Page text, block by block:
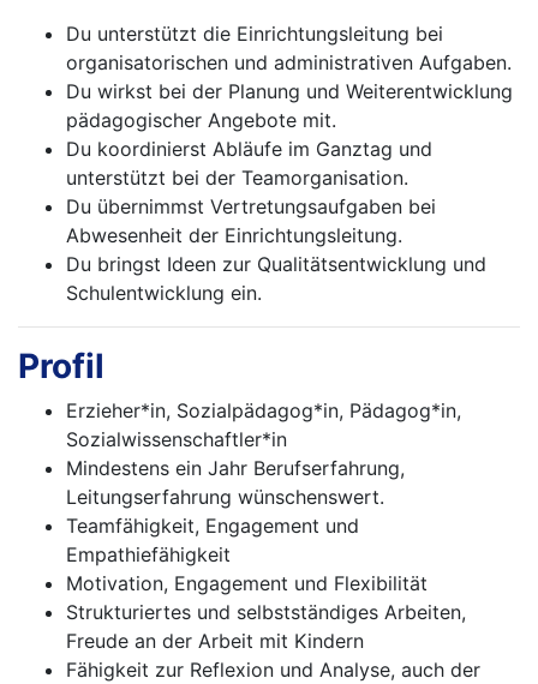
Du unterstützt die Einrichtungsleitung bei
organisatorischen und administrativen Aufgaben.
Du wirkst bei der Planung und Weiterentwicklung
pädagogischer Angebote mit.
Du koordinierst Abläufe im Ganztag und
unterstützt bei der Teamorganisation.
Du übernimmst Vertretungsaufgaben bei
Abwesenheit der Einrichtungsleitung.
Du bringst Ideen zur Qualitätsentwicklung und
Schulentwicklung ein.
Profil
Erzieher*in, Sozialpädagog*in, Pädagog*in,
Sozialwissenschaftler*in
Mindestens ein Jahr Berufserfahrung,
Leitungserfahrung wünschenswert.
Teamfähigkeit, Engagement und
Empathiefähigkeit
Motivation, Engagement und Flexibilität
Strukturiertes und selbstständiges Arbeiten,
Freude an der Arbeit mit Kindern
Fähigkeit zur Reflexion und Analyse, auch der